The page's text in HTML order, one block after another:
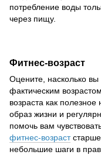
потребление воды
через пищу.
Фитнес-возраст
Оцените, насколько
фактическим
возраста как
образ жизни и
помочь вам
фитнес-возрастстарше
небольшие шаги в